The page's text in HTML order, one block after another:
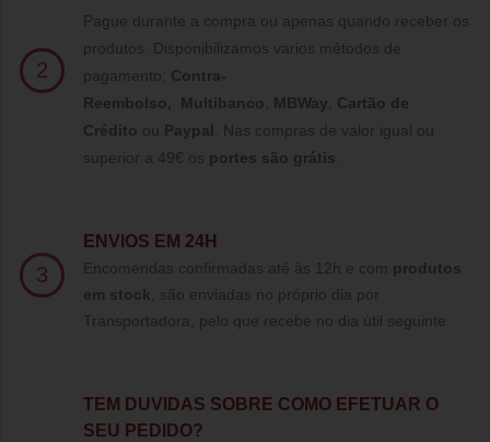
2
Pague durante a compra ou apenas quando receber os
produtos. Disponibilizamos varios métodos de
pagamento; Contra-
Reembolso, Multibanco MBWay
Cartão de
Crédito ou Paypal
Nas compras de valor igual ou
superior a 49€ os portes são grátis
3
ENVIOS EM 24H
Encomendas confirmadas até às 12h e com produtos
em stock , são enviadas no próprio dia por
Transportadora, pelo que recebe no dia útil seguinte.
TE M DUVIDAS SOBRE COMO EFETUAR O
SEU PEDIDO?